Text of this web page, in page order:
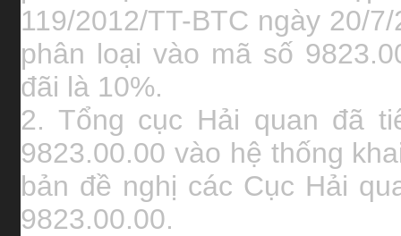
119/2012/TT-BTC ngày 20/
phân loại vào mã số
đãi là 10%.
2. Tổng cục Hải quan đã
9823.00.00 vào hệ thống
bản đề nghị các Cục Hải
9823.00.00.